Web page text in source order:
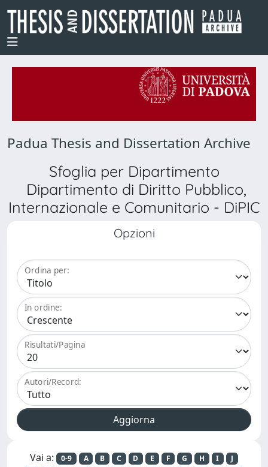
Padua Thesis and Dissertation Archive
Sfoglia per Dipartimento
Dipartimento di Diritto Pubblico,
Internazionale e Comunitario - DiPIC
Opzioni
Ordina per:
In ordine:
Risultati/Pagina
Autori/Record:
Vai a: 0-9 A B C D E F G H I
J